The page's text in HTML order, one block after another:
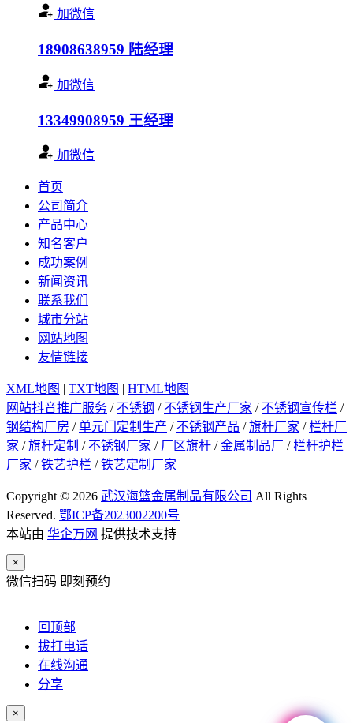
加微信
18908638959 陆经理
加微信
13349908959 王经理
加微信
首页
公司简介
产品中心
知名客户
成功案例
新闻资讯
联系我们
城市分站
网站地图
友情链接
XML地图 | TXT地图 | HTML地图
网站抖音推广服务 / 不锈钢 / 不锈钢生产厂家 / 不锈钢宣传栏 /
钢结构厂房 /单元门定制生产 / 不锈钢产品 /旗杆厂家 /栏杆厂
家 /旗杆定制 / 不锈钢厂家 / 厂区旗杆 /金属制品厂 /栏杆护栏
厂家 /铁艺护栏 /铁艺定制厂家
Copyright © 2026 武汉海篮金属制品有限公司 All Rights
Reserved. 鄂ICP备2023002200号
本站由 华企万网 提供技术支持
×
微信扫码 即刻预约
回顶部
拔打电话
在线沟通
分享
×